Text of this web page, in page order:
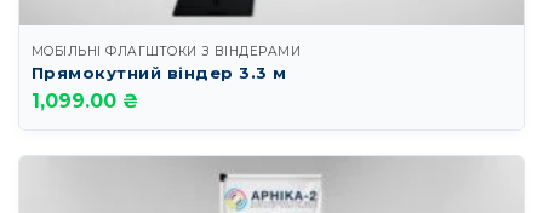
МОБІЛЬНІ ФЛАГШТОКИ З ВІНДЕРАМИ
Прямокутний віндер 3.3 м
1,099.00 ₴